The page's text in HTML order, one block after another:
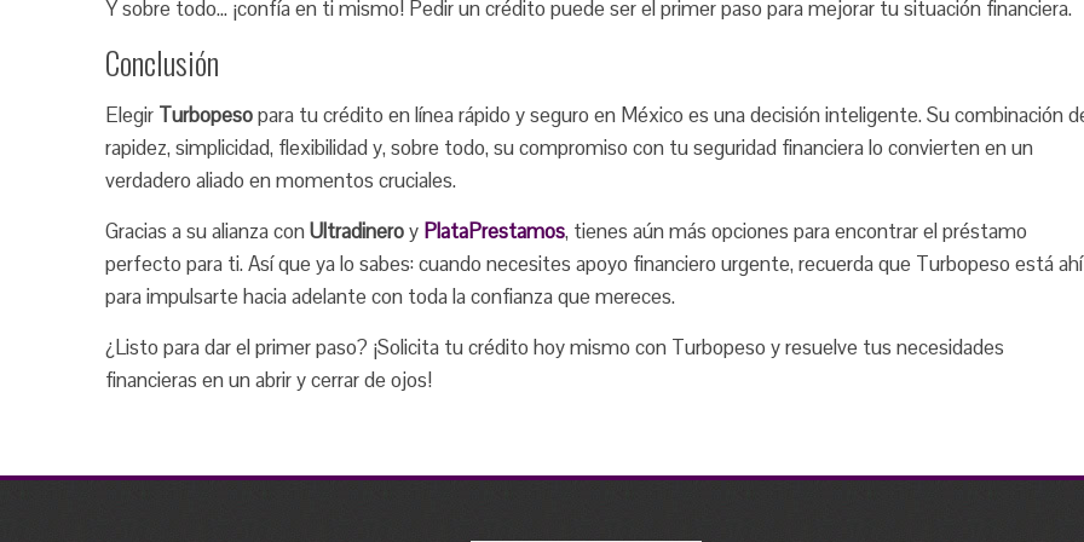
Y sobre todo… ¡confía en ti mismo! Pedir un crédito puede ser el primer paso para mejorar tu situación financiera.
Conclusión
Elegir Turbopesopara tu crédito en línea rápido y seguro en México es una decisión inteligente. Su combinación
rapidez, simplicidad, flexibilidad y, sobre todo, su compromiso con tu seguridad financiera lo convierten en un
verdadero aliado en momentos cruciales.
Gracias a su alianza conUltradineroy PlataPrestamos, tienes aún más opciones para encontrar el préstamo
perfecto para ti. Así que ya lo sabes: cuando necesites apoyo financiero urgente, recuerda que Turbopeso está ahí
para impulsarte hacia adelante con toda la confianza que mereces.
¿Listo para dar el primer paso? ¡Solicita tu crédito hoy mismo con Turbopeso y resuelve tus necesidades
financieras en un abrir y cerrar de ojos!